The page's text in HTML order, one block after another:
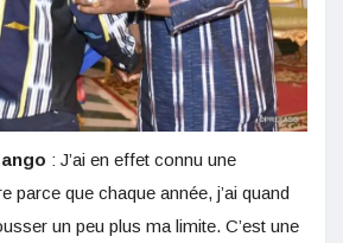
: J’ai en effet connu une
parce que chaque année, j’ai quand
un peu plus ma limite. C’est une